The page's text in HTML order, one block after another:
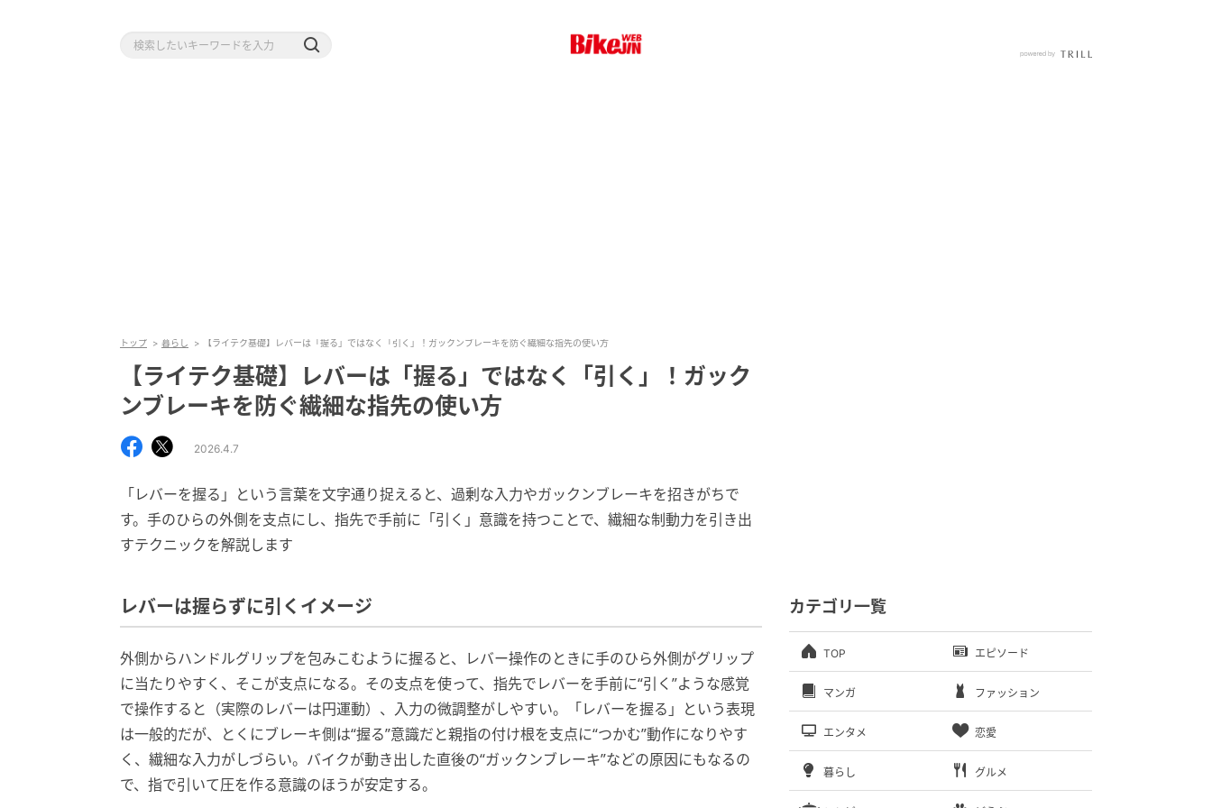
トップ 暮らし 【ライテク基礎】レバーは「握る」ではなく「引く」！ガックンブレーキを防ぐ繊細な指先の使い方
【ライテク基礎】レバーは「握る」ではなく「引く」！ガック
ンブレーキを防ぐ繊細な指先の使い方
2026.4.7
「レバーを握る」という言葉を文字通り捉えると、過剰な入力やガックンブレーキを招きがちで
す。手のひらの外側を支点にし、指先で手前に「引く」意識を持つことで、繊細な制動力を引き出
すテクニックを解説します
レバーは握らずに引くイメージ
外側からハンドルグリップを包みこむように握ると、レバー操作のときに手のひら外側がグリップ
に当たりやすく、そこが支点になる。その支点を使って、指先でレバーを手前に“引く”ような感覚
で操作すると（実際のレバーは円運動）、入力の微調整がしやすい。「レバーを握る」という表現
は一般的だが、とくにブレーキ側は“握る”意識だと親指の付け根を支点に“つかむ”動作になりやす
く、繊細な入力がしづらい。バイクが動き出した直後の“ガックンブレーキ”などの原因にもなるの
で、指で引いて圧を作る意識のほうが安定する。
カテゴリ一覧
TOP エピソード
マンガ ファッション
エンタメ 恋愛
暮らし グルメ